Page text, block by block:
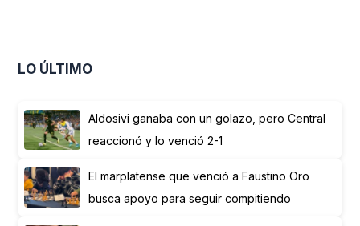
LO ÚLTIMO
Aldosivi ganaba con un golazo, pero Central
reaccionó y lo venció 2-1
El marplatense que venció a Faustino Oro
busca apoyo para seguir compitiendo